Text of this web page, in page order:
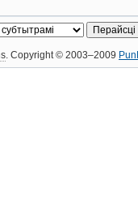
. Copyright © 2003–2009